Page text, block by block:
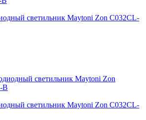
светильник Maytoni Zon C032CL-
светильник Maytoni Zon C032CL-